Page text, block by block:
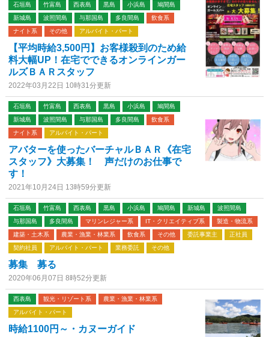
石垣島 竹富島 西表島 黒島 小浜島
鳩間島
新城島
波照間島 与那国島 多良間島
飲食系
ナイト系
その他 アルバイト・パート
【平均時給3,500円】お客様殺到のため給
料大幅UP！在宅でできるオンラインガー
ルズＢＡＲスタッフ
2022年03月22日 10時31分更新
石垣島 竹富島 西表島 黒島 小浜島
鳩間島
新城島
波照間島 与那国島 多良間島
飲食系
ナイト系
アルバイト・パート
アバターを使ったバーチャルＢＡＲ《在宅
スタッフ》大募集！ 声だけのお仕事で
す！
2021年10月24日 13時59分更新
石垣島 竹富島 西表島 黒島 小浜島 鳩間島 新城島
波照間島
与那国島
多良間島 マリンレジャー系 IT・クリエイティブ系
製造・物流系
建築・土木系
農業・漁業・林業系 飲食系 その他 委託事業主
正社員
契約社員
アルバイト・パート 業務委託 その他
募集 募る
2020年06月07日 8時52分更新
西表島 観光・リゾート系
農業・漁業・林業系
アルバイト・パート
時給1100円～・カヌーガイド